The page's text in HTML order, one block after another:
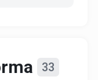
33